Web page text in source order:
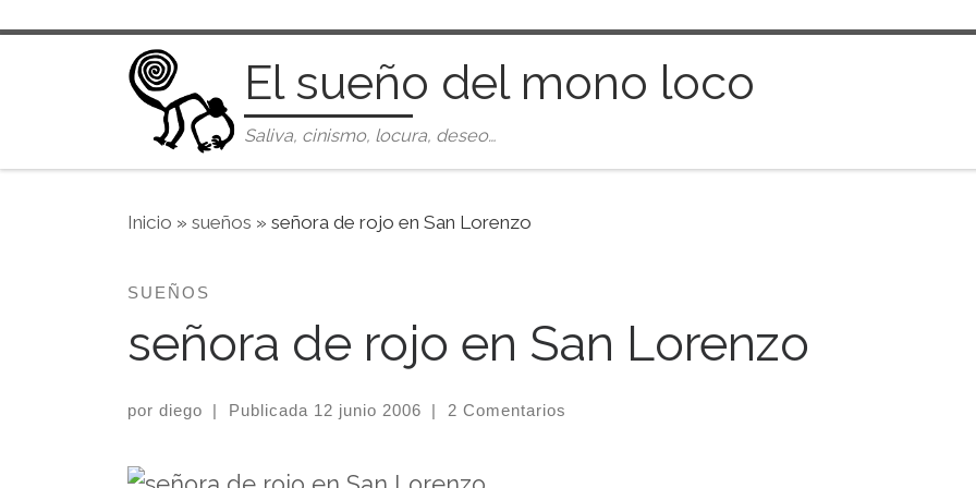
Saltar al contenido
El sueño del mono loco
Saliva, cinismo, locura, deseo…
Inicio » sueños » señora de rojo en San Lorenzo
SUEÑOS
señora de rojo en San Lorenzo
por diego | Publicada 12 junio 2006 | 2 Comentarios